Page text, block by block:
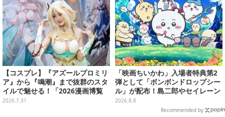
【コスプレ】『アズールプロミリ
ア』から『鳴潮』まで抜群のスタ
イルで魅せる！「2026漫画博覧
会」百花繚乱の台湾美女12選【写
2026.7.31
「映画ちいかわ」入場者特典第2
弾として「ボンボンドロップシー
ル」が配布！島二郎やセイレーン
はもちろん、人魚のウロコまで…
2026.8.8
Recommended by